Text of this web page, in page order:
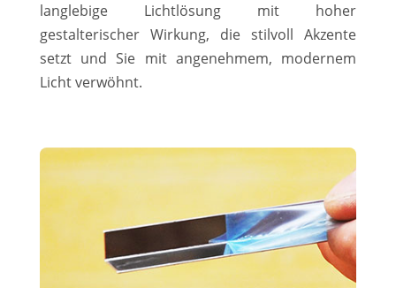
langlebige Lichtlösung mit hoher
gestalterischer Wirkung, die stilvoll Akzente
setzt und Sie mit angenehmem, modernem
Licht verwöhnt.